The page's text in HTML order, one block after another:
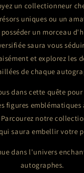
un collectionneur
uniques ou un
un morceau
saura vous
et explorez les
de chaque
dans cette quête
figures emblématiques
notre
saura embellir votre
dans l'univers
autographes.